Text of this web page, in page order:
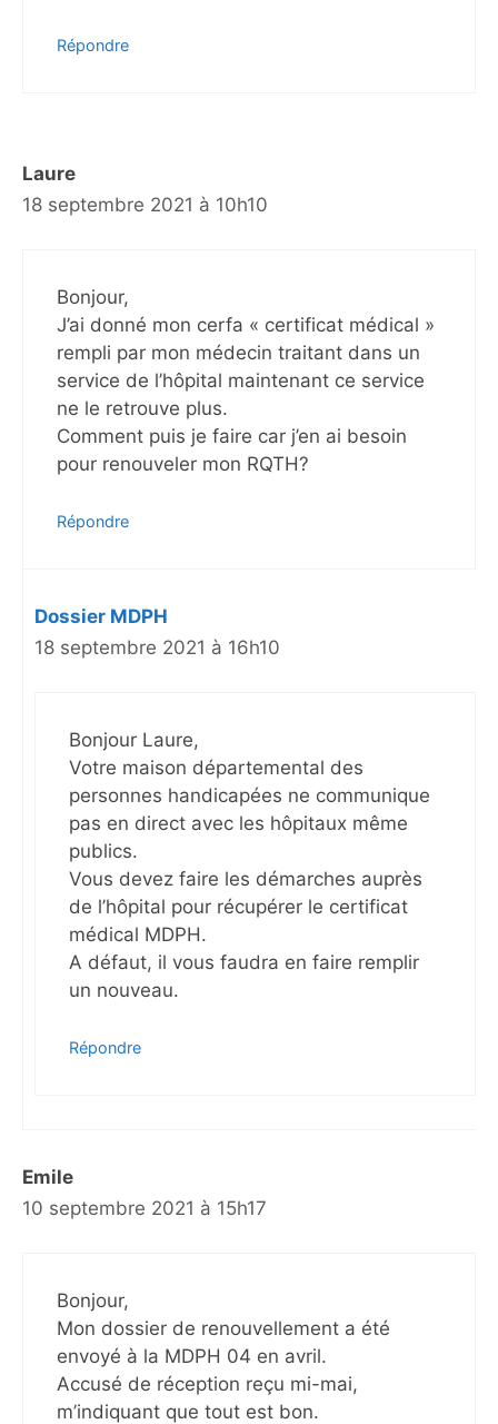
Répondre
Laure
18 septembre 2021 à 10h10
Bonjour,
J’ai donné mon cerfa « certificat médical »
rempli par mon médecin traitant dans un
service de l’hôpital maintenant ce service
ne le retrouve plus.
Comment puis je faire car j’en ai besoin
pour renouveler mon RQTH?
Répondre
Dossier MDPH
18 septembre 2021 à 16h10
Bonjour Laure,
Votre maison départemental des
personnes handicapées ne communique
pas en direct avec les hôpitaux même
publics.
Vous devez faire les démarches auprès
de l’hôpital pour récupérer le certificat
médical MDPH.
A défaut, il vous faudra en faire remplir
un nouveau.
Répondre
Emile
10 septembre 2021 à 15h17
Bonjour,
Mon dossier de renouvellement a été
envoyé à la MDPH 04 en avril.
Accusé de réception reçu mi-mai,
m’indiquant que tout est bon.